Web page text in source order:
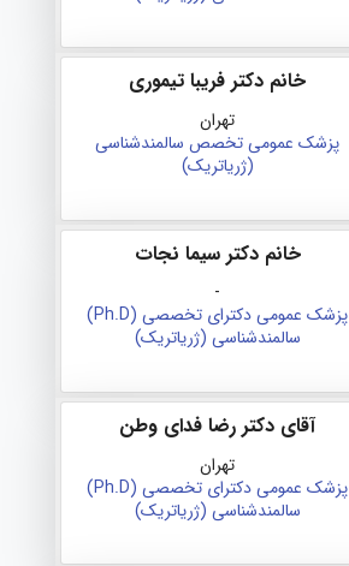
خانم دکتر فریبا تیموری
تهران
پزشک عمومیتخصص سالمندشناسی
(ژریاتریک)
خانم دکتر سیما نجات
-
پزشک عمومی
دکترای تخصصی (Ph.D)
سالمندشناسی (ژریاتریک)
آقای دکتر رضا فدای وطن
تهران
پزشک عمومی
دکترای تخصصی (Ph.D)
سالمندشناسی (ژریاتریک)